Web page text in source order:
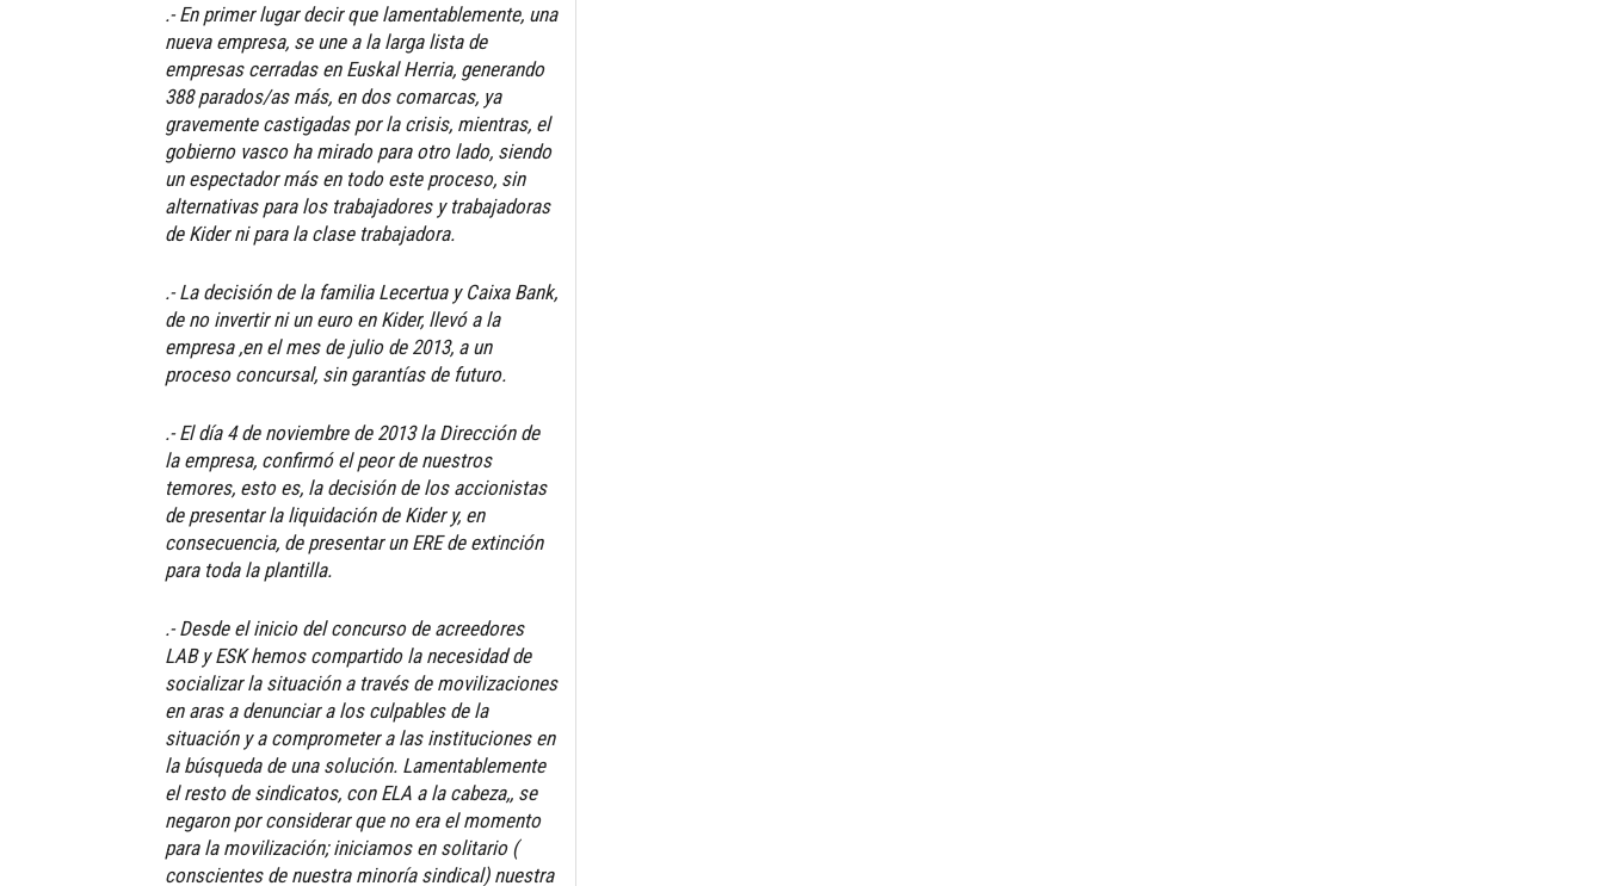
.- En primer lugar decir que lamentablemente, una
nueva empresa, se une a la larga lista de
empresas cerradas en Euskal Herria, generando
388 parados/as más, en dos comarcas, ya
gravemente castigadas por la crisis, mientras, el
gobierno vasco ha mirado para otro lado, siendo
un espectador más en todo este proceso, sin
alternativas para los trabajadores y trabajadoras
de Kider ni para la clase trabajadora.
.- La decisión de la familia Lecertua y Caixa Bank,
de no invertir ni un euro en Kider, llevó a la
empresa ,en el mes de julio de 2013, a un
proceso concursal, sin garantías de futuro.
.- El día 4 de noviembre de 2013 la Dirección de
la empresa, confirmó el peor de nuestros
temores, esto es, la decisión de los accionistas
de presentar la liquidación de Kider y, en
consecuencia, de presentar un ERE de extinción
para toda la plantilla.
.- Desde el inicio del concurso de acreedores
LAB y ESK hemos compartido la necesidad de
socializar la situación a través de movilizaciones
en aras a denunciar a los culpables de la
situación y a comprometer a las instituciones en
la búsqueda de una solución. Lamentablemente
el resto de sindicatos, con ELA a la cabeza,, se
negaron por considerar que no era el momento
para la movilización; iniciamos en solitario (
conscientes de nuestra minoría sindical) nuestra